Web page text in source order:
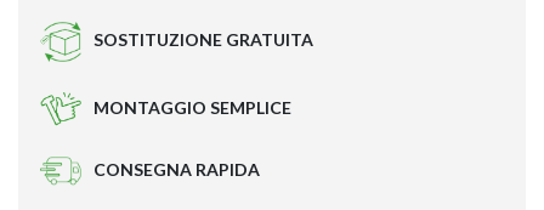
SOSTITUZIONE GRATUITA
MONTAGGIO SEMPLICE
CONSEGNA RAPIDA